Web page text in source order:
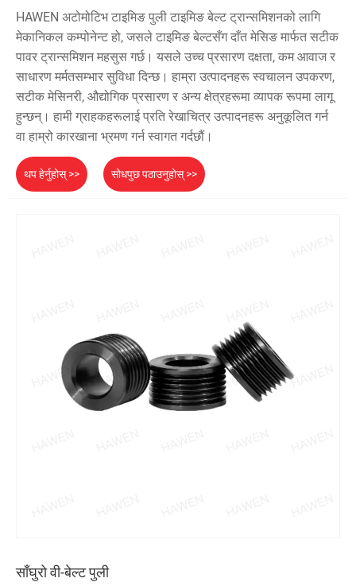
HAWEN अटोमोटिभ टाइमिङ पुली टाइमिङ बेल्ट ट्रान्समिशनको लागि
मेकानिकल कम्पोनेन्ट हो, जसले टाइमिङ बेल्टसँग दाँत मेसिङ मार्फत सटीक
पावर ट्रान्समिशन महसुस गर्छ। यसले उच्च प्रसारण दक्षता, कम आवाज र
साधारण मर्मतसम्भार सुविधा दिन्छ। हाम्रा उत्पादनहरू स्वचालन उपकरण,
सटीक मेसिनरी, औद्योगिक प्रसारण र अन्य क्षेत्रहरूमा व्यापक रूपमा लागू
हुन्छन्। हामी ग्राहकहरूलाई प्रति रेखाचित्र उत्पादनहरू अनुकूलित गर्न
वा हाम्रो कारखाना भ्रमण गर्न स्वागत गर्दछौं।
थप हेर्नुहोस् >> सोधपुछ पठाउनुहोस् >>
साँघुरो वी-बेल्ट पुली